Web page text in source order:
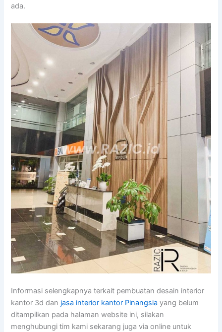
ada.
Informasi selengkapnya terkait pembuatan desain interior
kantor 3d dan jasa interior kantor Pinangsia yang belum
ditampilkan pada halaman website ini, silakan
menghubungi tim kami sekarang juga via online untuk